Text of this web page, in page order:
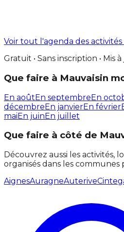
Voir tout l'agenda des activités
Gratuit • Sans inscription • Mis
Que faire à Mauvaisin
En aoûtEn septembreEn
décembreEn janvierEn février
maiEn juinEn juillet
Que faire à côté de
Découvrez aussi les activités,
organisés dans les communes
AignesAuragneAuterive